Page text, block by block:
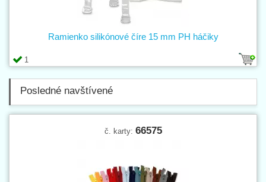
1
Ramienko silikónové číre 15 mm PH háčiky
Posledné navštívené
č. karty: 66575